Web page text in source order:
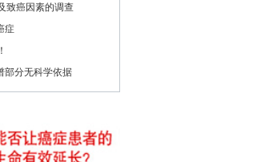
致癌因素的调查
症
部分无科学依据